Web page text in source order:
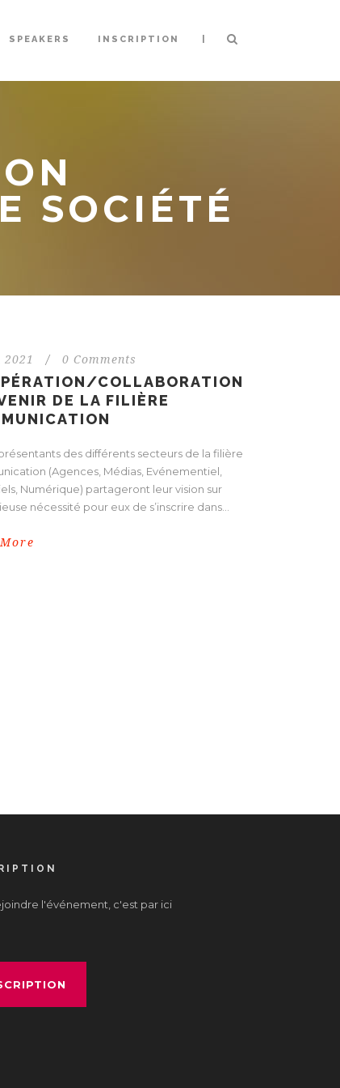
SPEAKERS INSCRIPTION |
SOCIÉTÉ
2021 / 0 Comments
COLLABORATION
DE LA FILIÈRE
des différents secteurs de la filière
(Agences, Médias, Evénementiel,
Numérique) partageront leur vision sur
nécessité pour eux de s’inscrire dans...
l'événement, c'est par ici